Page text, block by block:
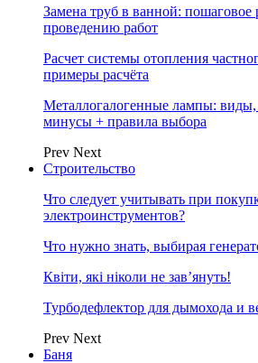
Замена труб в ванной: пошаговое
проведению работ
Расчет системы отопления
примеры расчёта
Металлогалогенные лампы:
минусы + правила выбора
Prev Next
Строительство
Что следует учитывать при
электроинструментов?
Что нужно знать, выбирая
Квіти, які ніколи не зав’януть!
Турбодефлектор для дымохода и
Prev Next
Баня